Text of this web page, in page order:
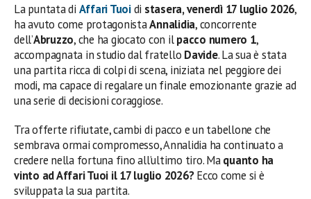
La puntata di Affari Tuoidi stasera, venerdì 17 luglio 2026,
ha avuto come protagonistaAnnalidia, concorrente
dell’Abruzzo, che ha giocato con ilpacco numero 1,
accompagnata in studio dal fratello Davide. La sua è stata
una partita ricca di colpi di scena, iniziata nel peggiore dei
modi, ma capace di regalare un finale emozionante grazie ad
una serie di decisioni coraggiose.
Tra offerte rifiutate, cambi di pacco e un tabellone che
sembrava ormai compromesso, Annalidia ha continuato a
credere nella fortuna fino all’ultimo tiro. Maquanto ha
vinto ad Affari Tuoi il 17 luglio 2026?Ecco come si è
sviluppata la sua partita.